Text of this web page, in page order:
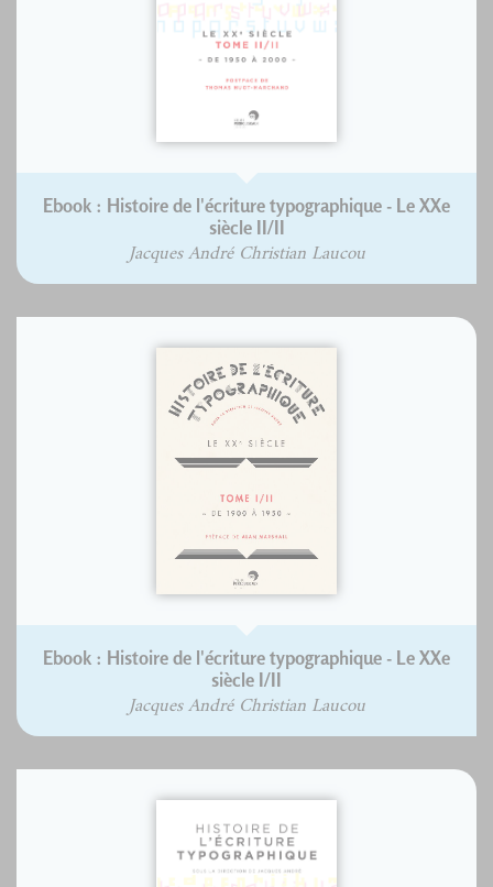
Ebook : Histoire de l'écriture typographique - Le XXe
siècle II/II
Jacques André Christian Laucou
Ebook : Histoire de l'écriture typographique - Le XXe
siècle I/II
Jacques André Christian Laucou